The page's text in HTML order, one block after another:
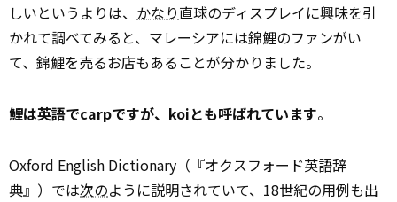
しいというよりは、 かなり直球のディスプレイに興味を引
かれて調べてみると、マレーシアには錦鯉のファンがい
て、錦鯉を売るお店もあることが分かりました。
鯉は英語でcarpですが、koiとも呼ばれています。
Oxford English Dictionary（『オクスフォード英語辞
典』）では次のように説明されていて、18世紀の用例も出